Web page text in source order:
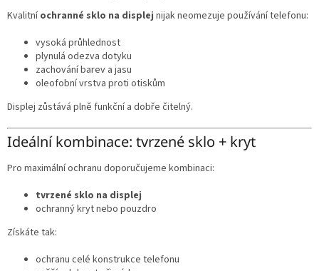
Kvalitníochranné sklo na displej nijak neomezuje používání telefonu:
vysoká průhlednost
plynulá odezva dotyku
zachování barev a jasu
oleofobní vrstva proti otiskům
Displej zůstává plně funkční a dobře čitelný.
Ideální kombinace: tvrzené sklo + kryt
Pro maximální ochranu doporučujeme kombinaci:
tvrzené sklo na displej
ochranný kryt nebo pouzdro
Získáte tak:
ochranu celé konstrukce telefonu